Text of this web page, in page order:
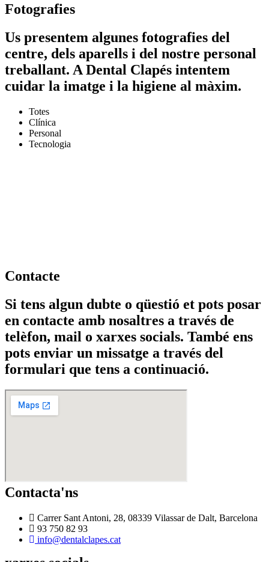
Fotografies
Us presentem algunes fotografies del
centre, dels aparells i del nostre personal
treballant. A Dental Clapés intentem
cuidar la imatge i la higiene al màxim.
Totes
Clínica
Personal
Tecnologia
Contacte
Si tens algun dubte o qüestió et pots posar
en contacte amb nosaltres a través de
telèfon, mail o xarxes socials. També ens
pots enviar un missatge a través del
formulari que tens a continuació.
Contacta'ns
Carrer Sant Antoni, 28, 08339 Vilassar de Dalt, Barcelona
93 750 82 93
info@dentalclapes.cat